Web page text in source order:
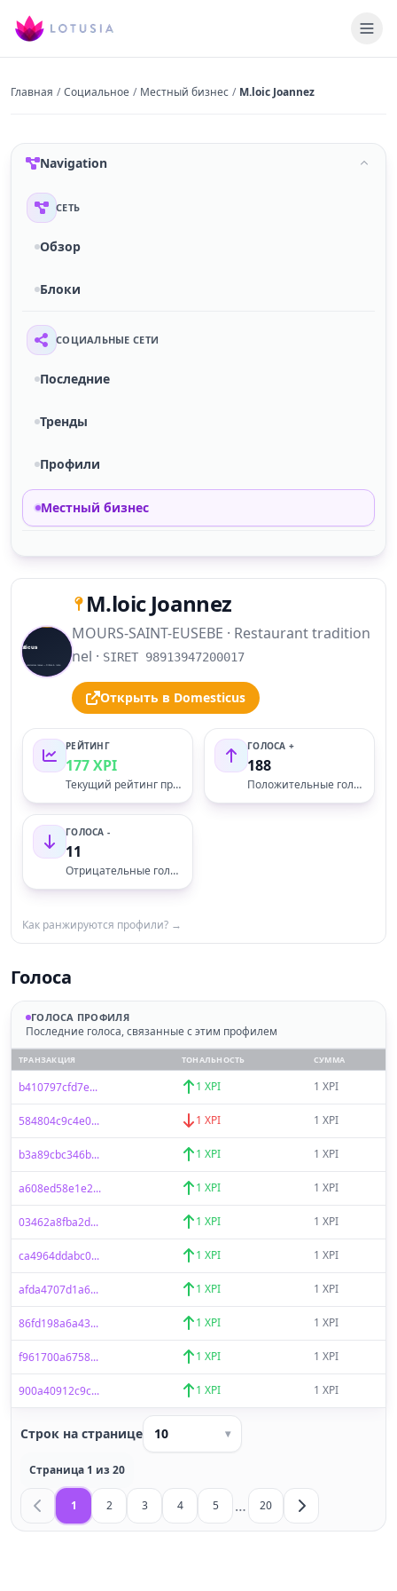
Главная / Социальное / Местный бизнес / M.loic Joannez
Navigation
СЕТЬ
Обзор
Блоки
СОЦИАЛЬНЫЕ СЕТИ
Последние
Тренды
Профили
Местный бизнес
M.loic Joannez
MOURS-SAINT-EUSEBE · Restaurant tradition
nel · SIRET 98913947200017
Открыть в Domesticus
РЕЙТИНГ
177 XPI
Текущий рейтинг профиля
ГОЛОСА +
188
Положительные голоса
ГОЛОСА -
11
Отрицательные голоса
Как ранжируются профили? →
Голоса
ГОЛОСА ПРОФИЛЯ
Последние голоса, связанные с этим профилем
ТРАНЗАКЦИЯ ТОНАЛЬНОСТЬ СУММА
b410797cfd7e... 1 XPI 1 XPI
584804c9c4e0... 1 XPI 1 XPI
b3a89cbc346b... 1 XPI 1 XPI
a608ed58e1e2... 1 XPI 1 XPI
03462a8fba2d... 1 XPI 1 XPI
ca4964ddabc0... 1 XPI 1 XPI
afda4707d1a6... 1 XPI 1 XPI
86fd198a6a43... 1 XPI 1 XPI
f961700a6758... 1 XPI 1 XPI
900a40912c9c... 1 XPI 1 XPI
Строк на странице 10 ▾
Страница 1 из 20
1 2 3 4 5 … 20